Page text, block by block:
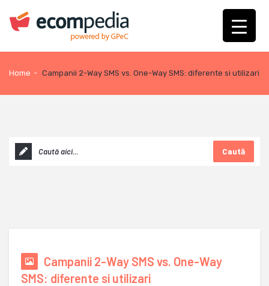
Home - Campanii 2-Way SMS vs. One-Way SMS: diferente si utilizari
Caută
Campanii 2-Way SMS vs. One-Way
SMS: diferente si utilizari